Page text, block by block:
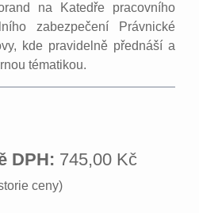
na Katedře pracovního
zabezpečení Právnické
kde pravidelně přednáší a
tématikou.
DPH: 745,00 Kč
ceny)